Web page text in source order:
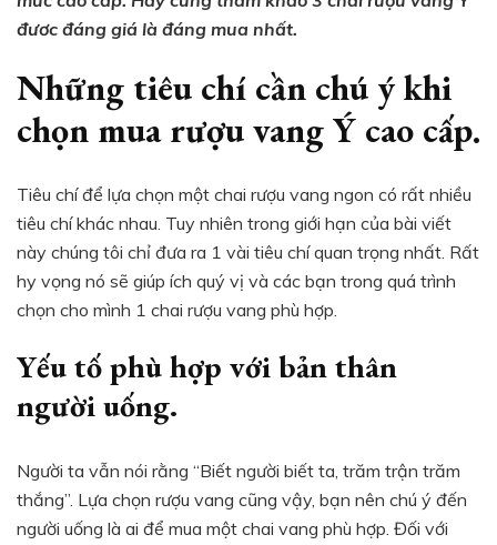
cao
mua
nhất
hiện
nay.
đươc đáng giá là đáng mua nhất.
Những tiêu chí cần chú ý khi
chọn mua rượu vang Ý cao cấp.
Tiêu chí để lựa chọn một chai rượu vang ngon có rất nhiều
tiêu chí khác nhau. Tuy nhiên trong giới hạn của bài viết
này chúng tôi chỉ đưa ra 1 vài tiêu chí quan trọng nhất. Rất
hy vọng nó sẽ giúp ích quý vị và các bạn trong quá trình
chọn cho mình 1 chai rượu vang phù hợp.
Yếu tố phù hợp với bản thân
người uống.
Người ta vẫn nói rằng “Biết người biết ta, trăm trận trăm
thắng”. Lựa chọn rượu vang cũng vậy, bạn nên chú ý đến
người uống là ai để mua một chai vang phù hợp. Đối với